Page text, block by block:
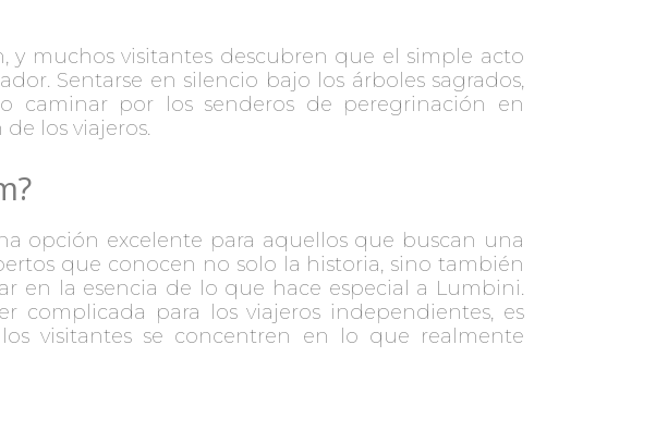
muchos visitantes descubren que el simple acto
Sentarse en silencio bajo los árboles sagrados,
caminar por los senderos de peregrinación en
los viajeros.
opción excelente para aquellos que buscan una
que conocen no solo la historia, sino también
en la esencia de lo que hace especial a Lumbini.
complicada para los viajeros independientes, es
visitantes se concentren en lo que realmente